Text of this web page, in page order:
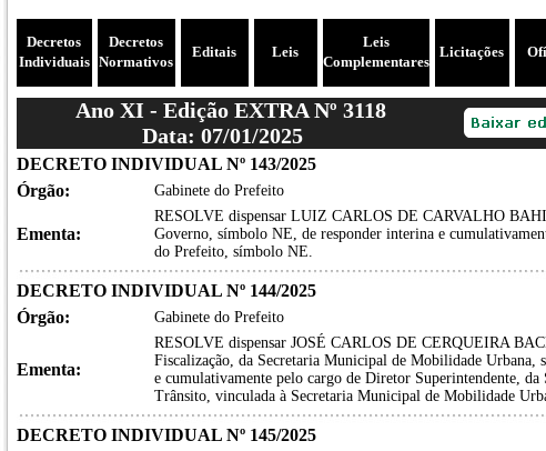
Decretos
Individuais
Decretos
Normativos
Editais Leis
Leis
Complementares
Licitações
Ano XI - Edição EXTRA Nº 3118
Data: 07/01/2025
DECRETO INDIVIDUAL Nº 143/2025
Órgão:
Gabinete do Prefeito
Ementa:
RESOLVE dispensar LUIZ CARLOS DE CARVALHO
Governo, símbolo NE, de responder interina e
do Prefeito, símbolo NE.
DECRETO INDIVIDUAL Nº 144/2025
Órgão:
Gabinete do Prefeito
Ementa:
RESOLVE dispensar JOSÉ CARLOS DE CERQUEIRA
Fiscalização, da Secretaria Municipal de Mobilidade Urbana,
e cumulativamente pelo cargo de Diretor Superintendente,
Trânsito, vinculada à Secretaria Municipal de Mobilidade
DECRETO INDIVIDUAL Nº 145/2025